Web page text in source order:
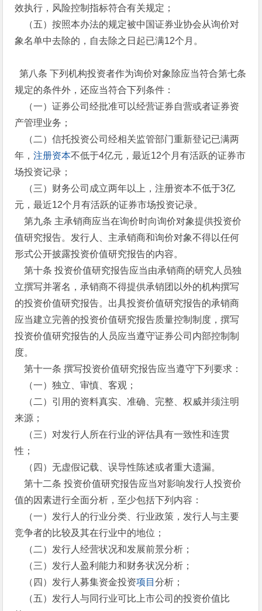
效执行，风险控制指标符合有关规定；
（五）按照本办法的规定被中国证券业协会从询价对
象名单中去除的，自去除之日起已满12个月。
第八条 下列机构投资者作为询价对象除应当符合第七条
规定的条件外，还应当符合下列条件：
（一）证券公司经批准可以经营证券自营或者证券资
产管理业务；
（二）信托投资公司经相关监管部门重新登记已满两
年，注册资本不低于4亿元，最近12个月有活跃的证券市
场投资记录；
（三）财务公司成立两年以上，注册资本不低于3亿
元，最近12个月有活跃的证券市场投资记录。
第九条 主承销商应当在询价时向询价对象提供投资价
值研究报告。发行人、主承销商和询价对象不得以任何
形式公开披露投资价值研究报告的内容。
第十条 投资价值研究报告应当由承销商的研究人员独
立撰写并署名，承销商不得提供承销团以外的机构撰写
的投资价值研究报告。出具投资价值研究报告的承销商
应当建立完善的投资价值研究报告质量控制制度，撰写
投资价值研究报告的人员应当遵守证券公司内部控制制
度。
第十一条 撰写投资价值研究报告应当遵守下列要求：
（一）独立、审慎、客观；
（二）引用的资料真实、准确、完整、权威并须注明
来源；
（三）对发行人所在行业的评估具有一致性和连贯
性；
（四）无虚假记载、误导性陈述或者重大遗漏。
第十二条 投资价值研究报告应当对影响发行人投资价
值的因素进行全面分析，至少包括下列内容：
（一）发行人的行业分类、行业政策，发行人与主要
竞争者的比较及其在行业中的地位；
（二）发行人经营状况和发展前景分析；
（三）发行人盈利能力和财务状况分析；
（四）发行人募集资金投资项目分析；
（五）发行人与同行业可比上市公司的投资价值比